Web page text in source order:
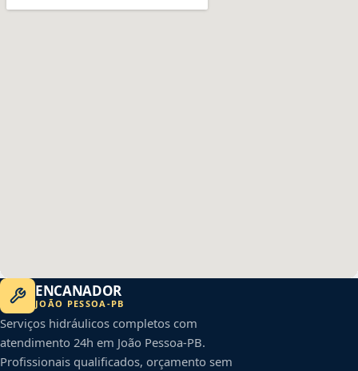
ENCANADOR
JOÃO PESSOA -PB
Serviços hidráulicos completos com
atendimento 24h em João Pessoa-PB.
Profissionais qualificados, orçamento sem